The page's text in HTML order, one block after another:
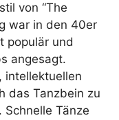
von “The
war in den 40er
populär und
angesagt.
intellektuellen
das Tanzbein zu
Tänze